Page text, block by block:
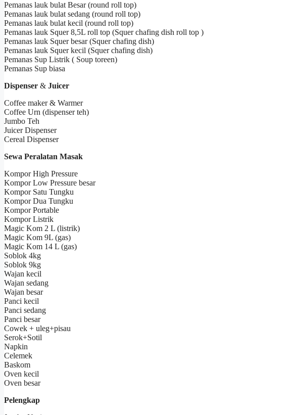
Pemanas lauk bulat Besar (round roll top)
Pemanas lauk bulat sedang (round roll top)
Pemanas lauk bulat kecil (round roll top)
Pemanas lauk Squer 8,5L roll top (Squer chafing dish roll top )
Pemanas lauk Squer besar (Squer chafing dish)
Pemanas lauk Squer kecil (Squer chafing dish)
Pemanas Sup Listrik ( Soup toreen)
Pemanas Sup biasa
Dispenser & Juicer
Coffee maker & Warmer
Coffee Urn (dispenser teh)
Jumbo Teh
Juicer Dispenser
Cereal Dispenser
Sewa Peralatan Masak
Kompor High Pressure
Kompor Low Pressure besar
Kompor Satu Tungku
Kompor Dua Tungku
Kompor Portable
Kompor Listrik
Magic Kom 2 L (listrik)
Magic Kom 9L (gas)
Magic Kom 14 L (gas)
Soblok 4kg
Soblok 9kg
Wajan kecil
Wajan sedang
Wajan besar
Panci kecil
Panci sedang
Panci besar
Cowek + uleg+pisau
Serok+Sotil
Napkin
Celemek
Baskom
Oven kecil
Oven besar
Pelengkap